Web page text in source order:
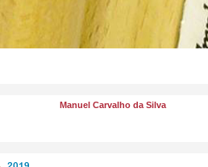
Manuel Carvalho da Silva